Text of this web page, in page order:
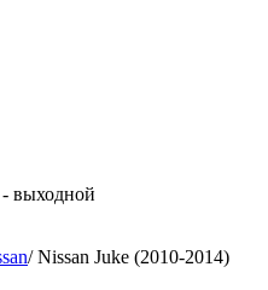
- выходной
/Nissan Juke (2010-2014)